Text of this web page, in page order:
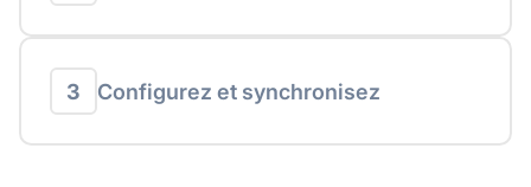
3 Configurez et synchronisez